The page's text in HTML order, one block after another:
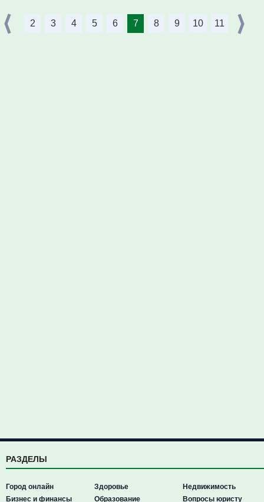
2 3 4 5 6 7 8 9 10 11
РАЗДЕЛЫ
Город онлайн
Бизнес и финансы
Здоровье
Образование
Недвижимость
Вопросы юристу